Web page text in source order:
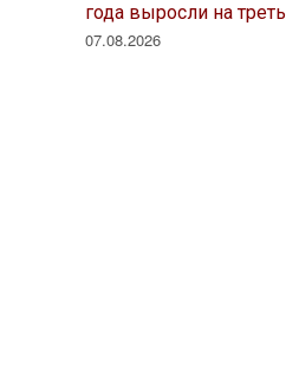
года выросли на треть
07.08.2026